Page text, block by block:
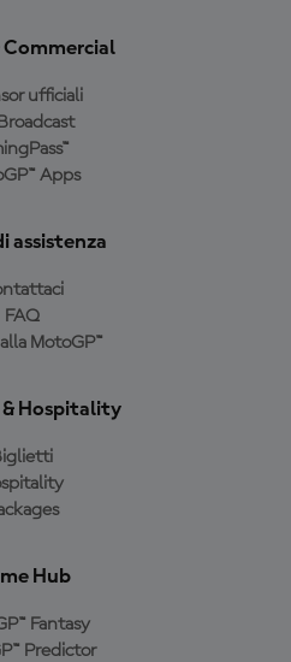
Commercial
ufficiali
Apps
assistenza
FAQ
MotoGP™
Hospitality
Hub
Fantasy
Predictor